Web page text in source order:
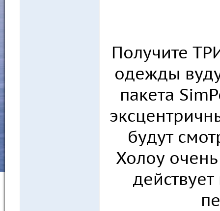
Получите
одежды
пакета
будут
Холоу